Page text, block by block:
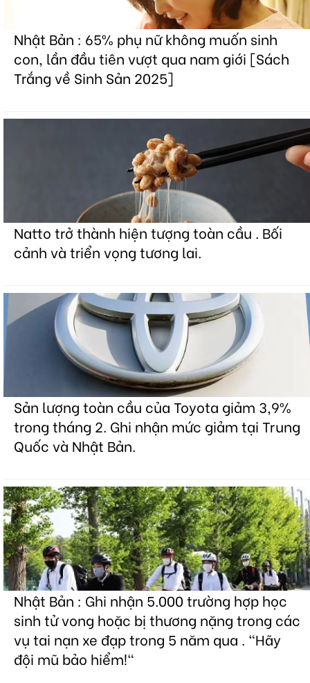
Nhật Bản : 65% phụ nữ không muốn sinh
con, lần đầu tiên vượt qua nam giới [Sách
Trắng về Sinh Sản 2025]
Natto trở thành hiện tượng toàn cầu . Bối
cảnh và triển vọng tương lai.
Sản lượng toàn cầu của Toyota giảm 3,9%
trong tháng 2. Ghi nhận mức giảm tại Trung
Quốc và Nhật Bản.
Nhật Bản : Ghi nhận 5.000 trường hợp học
sinh tử vong hoặc bị thương nặng trong các
vụ tai nạn xe đạp trong 5 năm qua . "Hãy
đội mũ bảo hiểm!"